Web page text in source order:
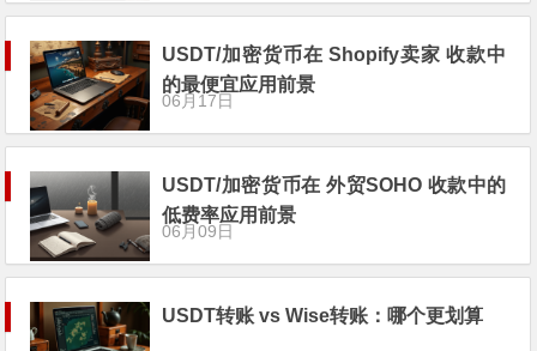
USDT/加密货币在 Shopify卖家 收款中
的最便宜应用前景
06月17日
USDT/加密货币在 外贸SOHO 收款中的
低费率应用前景
06月09日
USDT转账 vs Wise转账：哪个更划算